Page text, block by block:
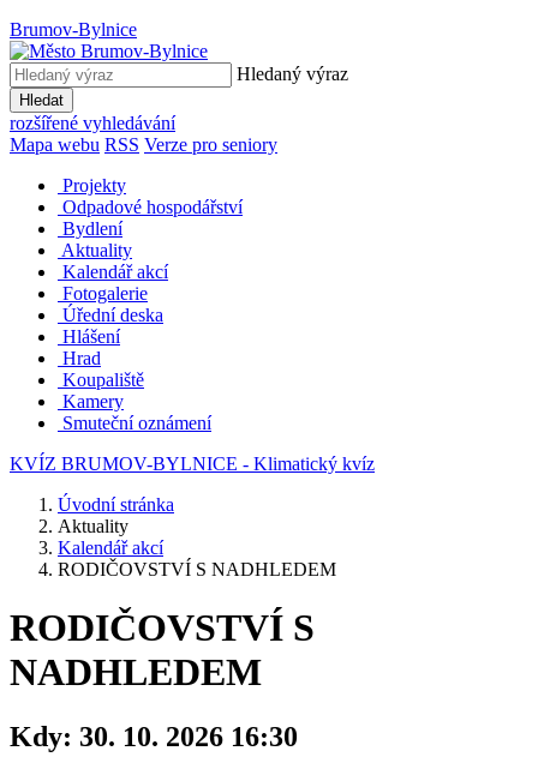
Brumov-Bylnice
Hledaný výraz
Hledat
rozšířené vyhledávání
Mapa webu RSS Verze pro seniory
Projekty
Odpadové hospodářství
Bydlení
Aktuality
Kalendář akcí
Fotogalerie
Úřední deska
Hlášení
Hrad
Koupaliště
Kamery
Smuteční oznámení
KVÍZ BRUMOV-BYLNICE - Klimatický kvíz
Úvodní stránka
Aktuality
Kalendář akcí
RODIČOVSTVÍ S NADHLEDEM
RODIČOVSTVÍ S
NADHLEDEM
Kdy: 30. 10. 2026 16:30